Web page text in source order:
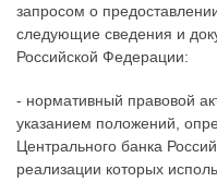
запросом о
следующие сведения и
Российской Федерации:
- нормативный правовой
указанием положений,
Центрального банка
реализации которых